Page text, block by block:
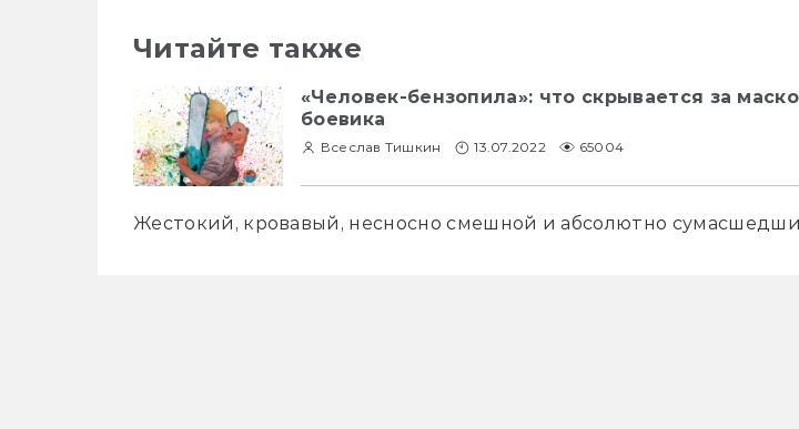
Читайте также
«Человек-бензопила»: что скрывается за
боевика
Всеслав Тишкин 13.07.2022 65004
Жестокий, кровавый, несносно смешной и абсолютно